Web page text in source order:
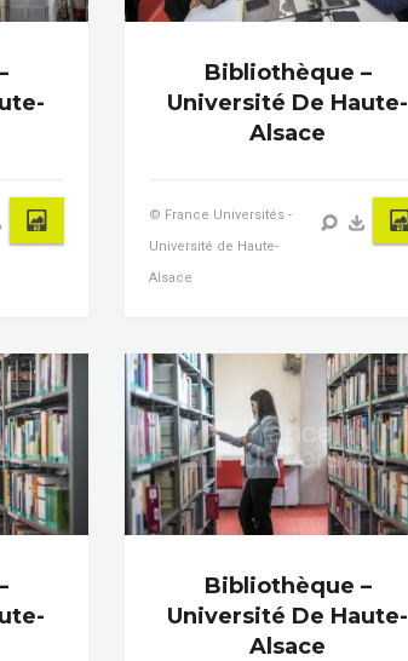
Bibliothèque –
Université De Haute-
Alsace
© France Universités -
Université de Haute-
Alsace
Bibliothèque –
Université De Haute-
Alsace